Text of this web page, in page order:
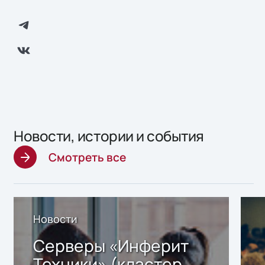
Новости, истории и события
Смотреть все
Новости
Серверы «Инферит